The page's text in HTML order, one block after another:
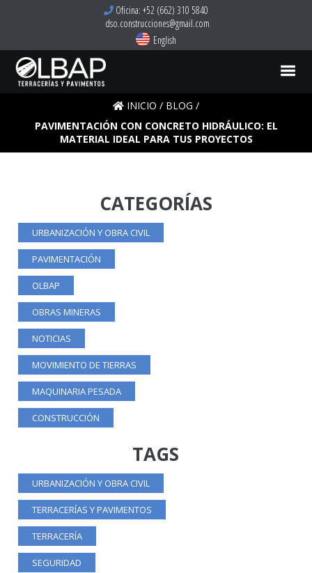
Oficina: +52 (662) 310 5840
dso.construcciones@gmail.com
English
INICIO / BLOG /
PAVIMENTACIÓN CON CONCRETO HIDRÁULICO: EL
MATERIAL IDEAL PARA TUS PROYECTOS
CATEGORÍAS
URBANIZACIÓN Y OBRA CIVIL
PAVIMENTACIÓN
OLBAP
OBRAS MINERAS
NOTICIAS
MOVIMIENTO DE TIERRAS
MAQUINARIA PESADA
CONSTRUCCIÓN
TAGS
URBANIZACIÓN Y OBRA CIVIL
TERRACERÍAS Y PAVIMENTOS
TERRACERÍA
SEGURIDAD